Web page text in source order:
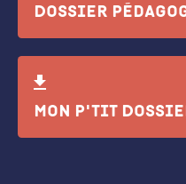
Dossier
Mon P'tit